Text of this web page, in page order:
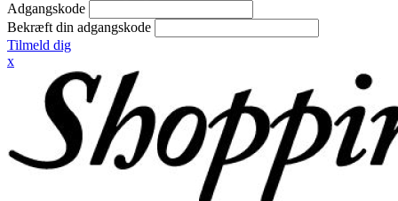
Adgangskode
Bekræft din adgangskode
Tilmeld dig
x